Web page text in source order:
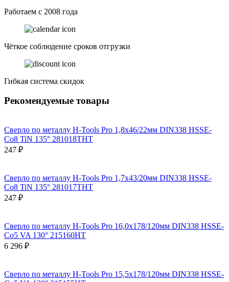
Работаем с 2008 года
Чёткое соблюдение сроков отгрузки
Гибкая система скидок
Рекомендуемые товары
Сверло по металлу H-Tools Pro 1,8x46/22мм DIN338 HSSE-
Co8 TiN 135° 281018THT
247 ₽
Сверло по металлу H-Tools Pro 1,7x43/20мм DIN338 HSSE-
Co8 TiN 135° 281017THT
247 ₽
Сверло по металлу H-Tools Pro 16,0x178/120мм DIN338 HSSE-
Co5 VA 130° 215160HT
6 296 ₽
Сверло по металлу H-Tools Pro 15,5x178/120мм DIN338 HSSE-